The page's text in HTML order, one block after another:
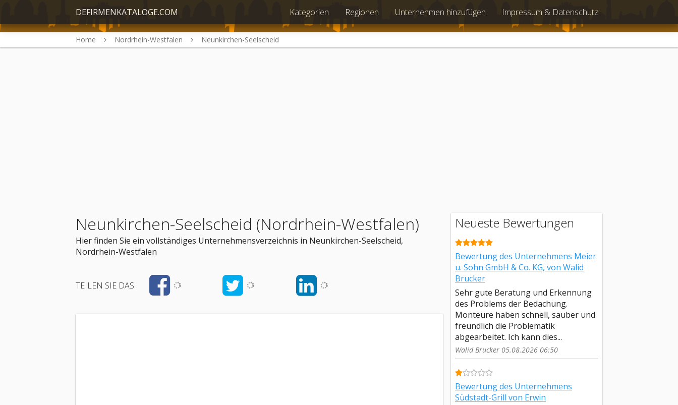
DEFIRMENKATALOGE.COM Kategorien Regionen Unternehmen hinzufügen Impressum & Datenschutz
Home Nordrhein-Westfalen Neunkirchen-Seelscheid
Neunkirchen-Seelscheid (Nordrhein-Westfalen)
Hier finden Sie ein vollständiges Unternehmensverzeichnis in Neunkirchen-Seelscheid,
Nordrhein-Westfalen
TEILEN SIE DAS:
Neueste Bewertungen
Bewertung des Unternehmens Meier
u. Sohn GmbH & Co. KG, von Walid
Brucker
Sehr gute Beratung und Erkennung
des Problems der Bedachung.
Monteure haben schnell, sauber und
freundlich die Problematik
abgearbeitet. Ich kann dies...
Walid Brucker 05.08.2026 06:50
Bewertung des Unternehmens
Südstadt-Grill von Erwin